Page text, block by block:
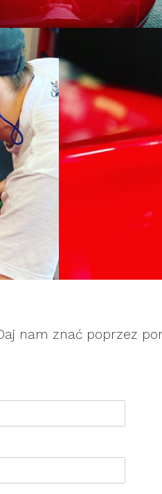
nam znać poprzez